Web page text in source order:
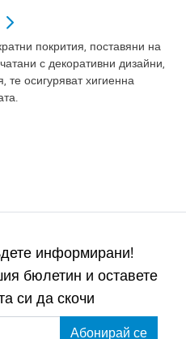
покрития, поставяни на
с декоративни дизайни,
осигуряват хигиенна
информирани!
бюлетин и оставете
си да скочи
Абонирай се